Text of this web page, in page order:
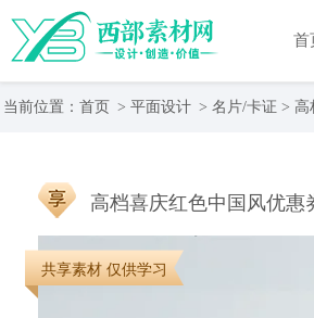
首
当前位置： 首页 > 平面设计 > 名片/卡证 > 高
高档喜庆红色中国风优惠
共享素材 仅供学习